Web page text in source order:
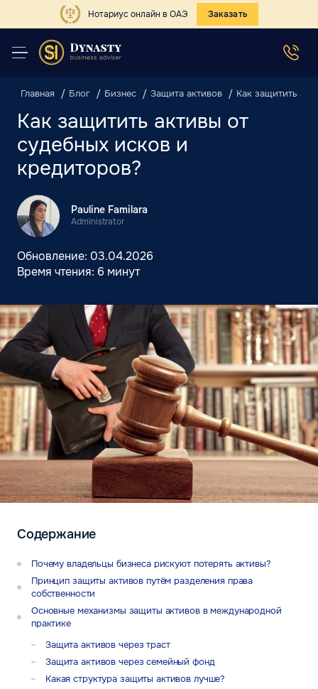
Нотариус онлайн в ОАЭ Заказать
Главная Блог Бизнес Защита активов Как защитить
Как защитить активы от
судебных исков и
кредиторов?
Pauline Familara
Administrator
Обновление: 03.04.2026
Время чтения: 6 минут
Содержание
Почему владельцы бизнеса рискуют потерять активы?
Принцип защиты активов путём разделения права
собственности
Основные механизмы защиты активов в международной
практике
Защита активов через траст
Защита активов через семейный фонд
Какая структура защиты активов лучше?